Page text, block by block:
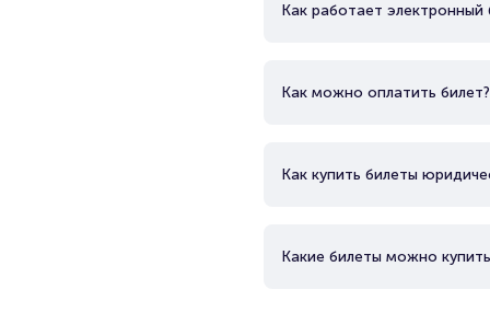
Как работает электронный
Как можно оплатить билет?
Как купить билеты
Какие билеты можно